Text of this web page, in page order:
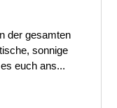
der gesamten
sonnige
euch ans...